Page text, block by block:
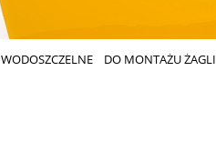
DO MONTAŻU ŻAGLI